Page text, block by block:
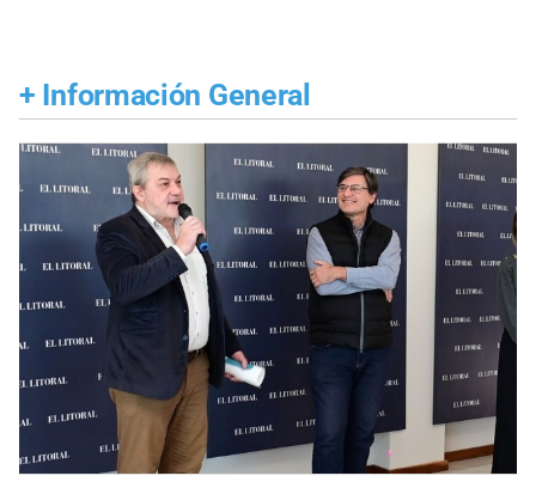
+ Información General